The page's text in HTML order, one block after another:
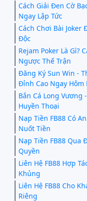
Cách Giải Đen Cờ
Ngay Lập Tức
Cách Chơi Bài Joker
Độc
Rejam Poker Là Gì?
Ngược Thế Trận
Đăng Ký Sun Win -
Đỉnh Cao Ngay Hôm
Bắn Cá Long Vương
Huyền Thoại
Nạp Tiền FB88 Có
Nuốt Tiền
Nạp Tiền FB88 Qua
Quyền
Liên Hệ FB88 Hợp
Khủng
Liên Hệ FB88 Cho
Riêng